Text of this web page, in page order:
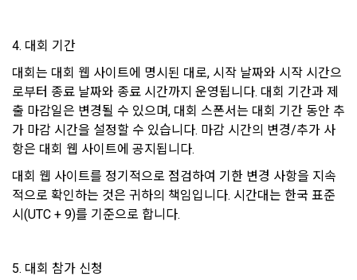
1. "회원"이 이용신청(회원가입 신청) 작성 후에 "회사"가 웹 상
의 안내를 "회원"에게 통지함으로써 이용계약이 성립된다.
2. “회사”는 "회사"의 ‘데이콘 인재풀 등록’ 서비스를 이용하고자
하는 자가 본 약관과 개인정보취급방침을 읽고 이에 대하여 "동
의" 또는 "제출하기" 버튼을 누르는 경우 이를 서비스 이용에 대
한 신청으로 간주한다.
3. 제2항 신청에 있어 "회사"는 "회원"의 종류에 따라 전문기관을
통한 실명확인 및 본인인증을 요청할 수 있다. "회원"은 본인인
증에 필요한 이름, 생년월일, 연락처 등을 제공하여야 한다.
사”가 “회원”의 외부 서비스 계정 정보 접근 및 활용에 “동의” 또
소득세법)
5) 채용 합격 시, 기업의 요금 산정을 위한 수집 항목
필수항목: 합격자의 연봉정보
6) 서비스 이용과정이나 사업처리 과정에서 자동 수집되는 항목
IP Address, 쿠키, 방문일시, 서비스 이용 기록, 불량 이용 기록,
광고 ID, 접속 환경
나. 개인정보 수집방법
4. 대회 기간
대회는 대회 웹 사이트에 명시된 대로, 시작 날짜와 시작 시간으
로부터 종료 날짜와 종료 시간까지 운영됩니다. 대회 기간과 제
출 마감일은 변경될 수 있으며, 대회 스폰서는 대회 기간 동안 추
가 마감 시간을 설정할 수 있습니다. 마감 시간의 변경/추가 사
항은 대회 웹 사이트에 공지됩니다.
대회 웹 사이트를 정기적으로 점검하여 기한 변경 사항을 지속
적으로 확인하는 것은 귀하의 책임입니다. 시간대는 한국 표준
시(UTC + 9)를 기준으로 합니다.
5. 대회 참가 신청